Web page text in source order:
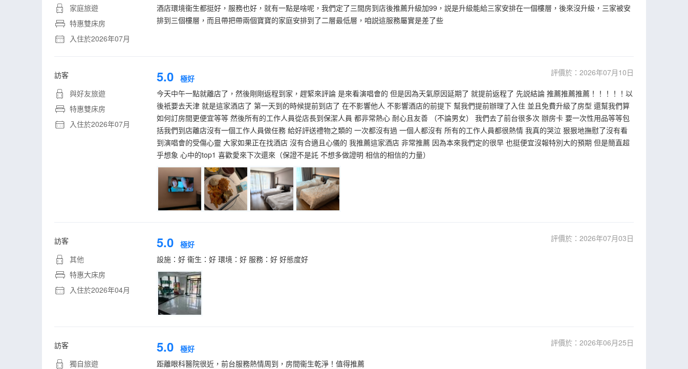
家庭旅遊
特惠雙床房
入住於2026年07月
酒店環境衞生都挺好，服務也好，就有一點是啥呢，我們定了三間房到店後推薦升級加99，説是升級能給三家安排在一個樓層，後來沒升級，三家被安
排到三個樓層，而且帶把帶兩個寶寶的家庭安排到了二層最低層，咱説這服務屬實是差了些
訪客
與好友旅遊
特惠雙床房
入住於2026年07月
5.0 極好
評價於：2026年07月10日
今天中午一點就離店了，然後剛剛返程到家，趕緊來評論 是來看演唱會的 但是因為天氣原因延期了 就提前返程了 先説結論 推薦推薦推薦！！！！！以
後衹要去天津 就是這家酒店了 第一天到的時候提前到店了 在不影響他人 不影響酒店的前提下 幫我們提前辦理了入住 並且免費升級了房型 還幫我們算
如何訂房間更便宜等等 然後所有的工作人員從店長到保潔人員 都非常熱心 耐心且友善 （不論男女） 我們去了前台很多次 辦房卡 要一次性用品等等包
括我們到店離店沒有一個工作人員做任務 給好評送禮物之類的 一次都沒有過 一個人都沒有 所有的工作人員都很熱情 我真的哭泣 狠狠地撫慰了沒有看
到演唱會的受傷心靈 大家如果正在找酒店 沒有合適且心儀的 我推薦這家酒店 非常推薦 因為本來我們定的很早 也挺便宜沒報特別大的預期 但是簡直超
乎想象 心中的top1 喜歡愛來下次還來（保證不是託 不想多做證明 相信的相信的力量）
訪客
其他
特惠大床房
入住於2026年04月
5.0 極好
評價於：2026年07月03日
設施：好 衞生：好 環境：好 服務：好 好態度好
訪客
獨自旅遊
5.0 極好
評價於：2026年06月25日
距離眼科醫院很近，前台服務熱情周到，房間衞生乾淨！值得推薦